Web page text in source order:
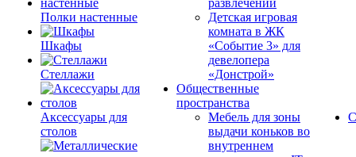
Полки настенные
Шкафы
Стеллажи
Аксессуары для
столов
развлечений
Детская игровая
комната в ЖК
«Событие 3» для
девелопера
«Донстрой»
Общественные
пространства
Мебель для зоны
выдачи коньков во
внутреннем